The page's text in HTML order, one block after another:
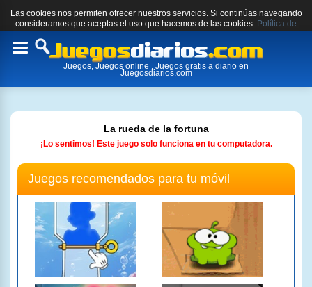
Las cookies nos permiten ofrecer nuestros servicios. Si continúas navegando
consideramos que aceptas el uso que hacemos de las cookies. Política de
cookies.
Toggle
Juegos, Juegos online , Juegos gratis a diario en
Juegosdiarios.com
La rueda de la fortuna
¡Lo sentimos! Este juego solo funciona en tu computadora.
Juegos recomendados para tu móvil